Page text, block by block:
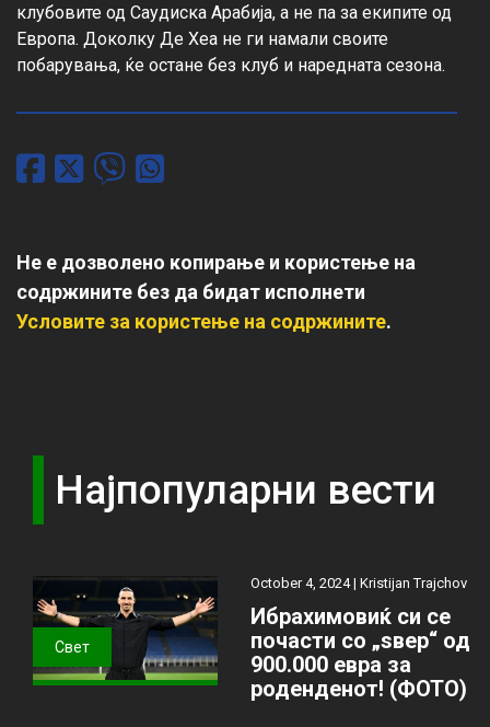
клубовите од Саудиска Арабија, а не па за екипите од
Европа. Доколку Де Хеа не ги намали своите
побарувања, ќе остане без клуб и наредната сезона.
Не е дозволено копирање и користење на
содржините без да бидат исполнети
Условите за користење на содржините.
Најпопуларни вести
Свет
October 4, 2024 |Kristijan Trajchov
Ибрахимовиќ си се
почасти со „ѕвер“ од
900.000 евра за
роденденот! (ФОТО)